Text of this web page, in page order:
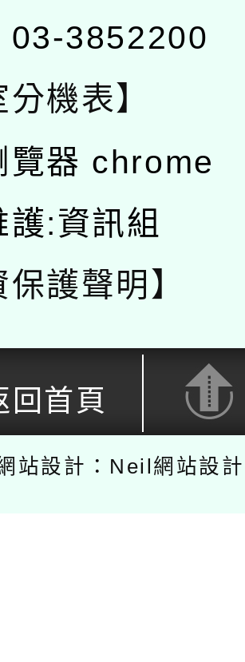
03-3852200
分機表】
覽器 chrome
護:資訊組
保護聲明】
回首頁
站設計：Neil網站設